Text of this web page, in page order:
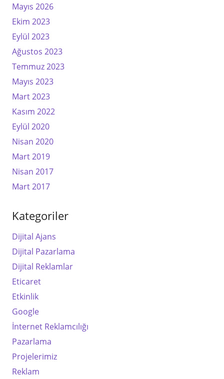
Mayıs 2026
Ekim 2023
Eylül 2023
Ağustos 2023
Temmuz 2023
Mayıs 2023
Mart 2023
Kasım 2022
Eylül 2020
Nisan 2020
Mart 2019
Nisan 2017
Mart 2017
Kategoriler
Dijital Ajans
Dijital Pazarlama
Dijital Reklamlar
Eticaret
Etkinlik
Google
İnternet Reklamcılığı
Pazarlama
Projelerimiz
Reklam